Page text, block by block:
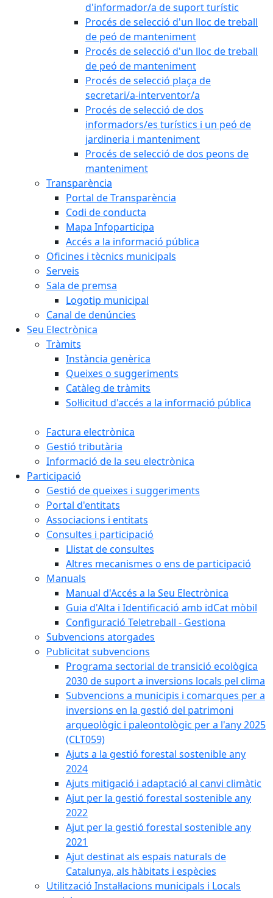
d'informador/a de suport turístic
Procés de selecció d'un lloc de treball
de peó de manteniment
Procés de selecció d'un lloc de treball
de peó de manteniment
Procés de selecció plaça de
secretari/a-interventor/a
Procés de selecció de dos
informadors/es turístics i un peó de
jardineria i manteniment
Procés de selecció de dos peons de
manteniment
Transparència
Portal de Transparència
Codi de conducta
Mapa Infoparticipa
Accés a la informació pública
Oficines i tècnics municipals
Serveis
Sala de premsa
Logotip municipal
Canal de denúncies
Seu Electrònica
Tràmits
Instància genèrica
Queixes o suggeriments
Catàleg de tràmits
Sol·licitud d'accés a la informació pública
Factura electrònica
Gestió tributària
Informació de la seu electrònica
Participació
Gestió de queixes i suggeriments
Portal d'entitats
Associacions i entitats
Consultes i participació
Llistat de consultes
Altres mecanismes o ens de participació
Manuals
Manual d'Accés a la Seu Electrònica
Guia d'Alta i Identificació amb idCat mòbil
Configuració Teletreball - Gestiona
Subvencions atorgades
Publicitat subvencions
Programa sectorial de transició ecològica
2030 de suport a inversions locals pel clima
Subvencions a municipis i comarques per a
inversions en la gestió del patrimoni
arqueològic i paleontològic per a l'any 2025
(CLT059)
Ajuts a la gestió forestal sostenible any
2024
Ajuts mitigació i adaptació al canvi climàtic
Ajut per la gestió forestal sostenible any
2022
Ajut per la gestió forestal sostenible any
2021
Ajut destinat als espais naturals de
Catalunya, als hàbitats i espècies
Utilització Instal·lacions municipals i Locals